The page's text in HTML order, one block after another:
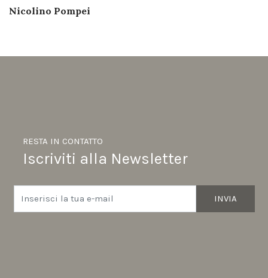
Nicolino Pompei
INVIA
RESTA IN CONTATTO
Iscriviti alla Newsletter